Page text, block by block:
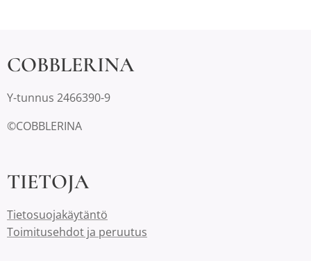
COBBLERINA
Y-tunnus 2466390-9
©COBBLERINA
TIETOJA
Tietosuojakäytäntö
Toimitusehdot ja peruutus